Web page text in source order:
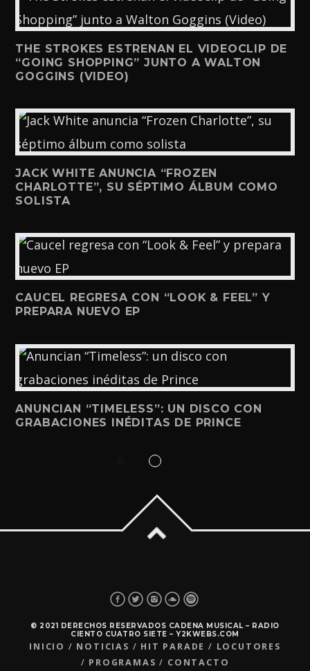
THE STROKES ESTRENAN EL VIDEOCLIP DE
“GOING SHOPPING” JUNTO A WALTON
GOGGINS (VIDEO)
JACK WHITE ANUNCIA “FROZEN
CHARLOTTE”, SU SÉPTIMO ÁLBUM COMO
SOLISTA
CAUCEL REGRESA CON “LOOK & FEEL” Y
PREPARA NUEVO EP
ANUNCIAN “TIMELESS”: UN DISCO CON
GRABACIONES INÉDITAS DE PRINCE
© 2021 DERECHOS RESERVADOS CADENA MUSICAL – RADIO
CIENTO CUATRO SIETE – Y2KWEBS.COM
INICIO NOTICIAS HIT PARADE
LOCUTORES
PROGRAMAS
CONTACTO